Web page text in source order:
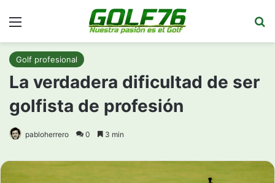
Golf profesional
La verdadera dificultad de ser
golfista de profesión
pabloherrero 0 3 min